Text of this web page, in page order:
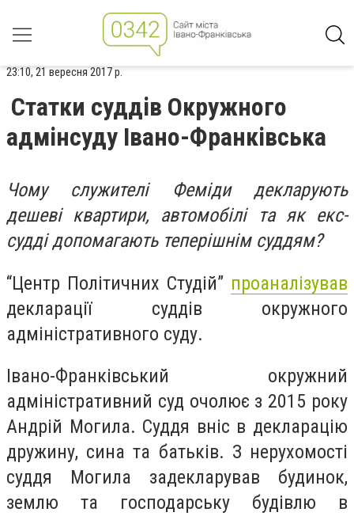
23:10, 21 вересня 2017 р.
Статки суддів Окружного
адмінсуду Івано-Франківська
Чому служителі Феміди декларують
дешеві квартири, автомобілі та як екс-
судді допомагають теперішнім суддям?
“Центр Політичних Студій” проаналізував
декларації суддів окружного
адміністративного суду.
Івано-Франківський окружний
адміністративний суд очолює з 2015 року
Андрій Могила. Суддя вніс в декларацію
дружину, сина та батьків. З нерухомості
суддя Могила задекларував будинок,
землю та господарську будівлю в